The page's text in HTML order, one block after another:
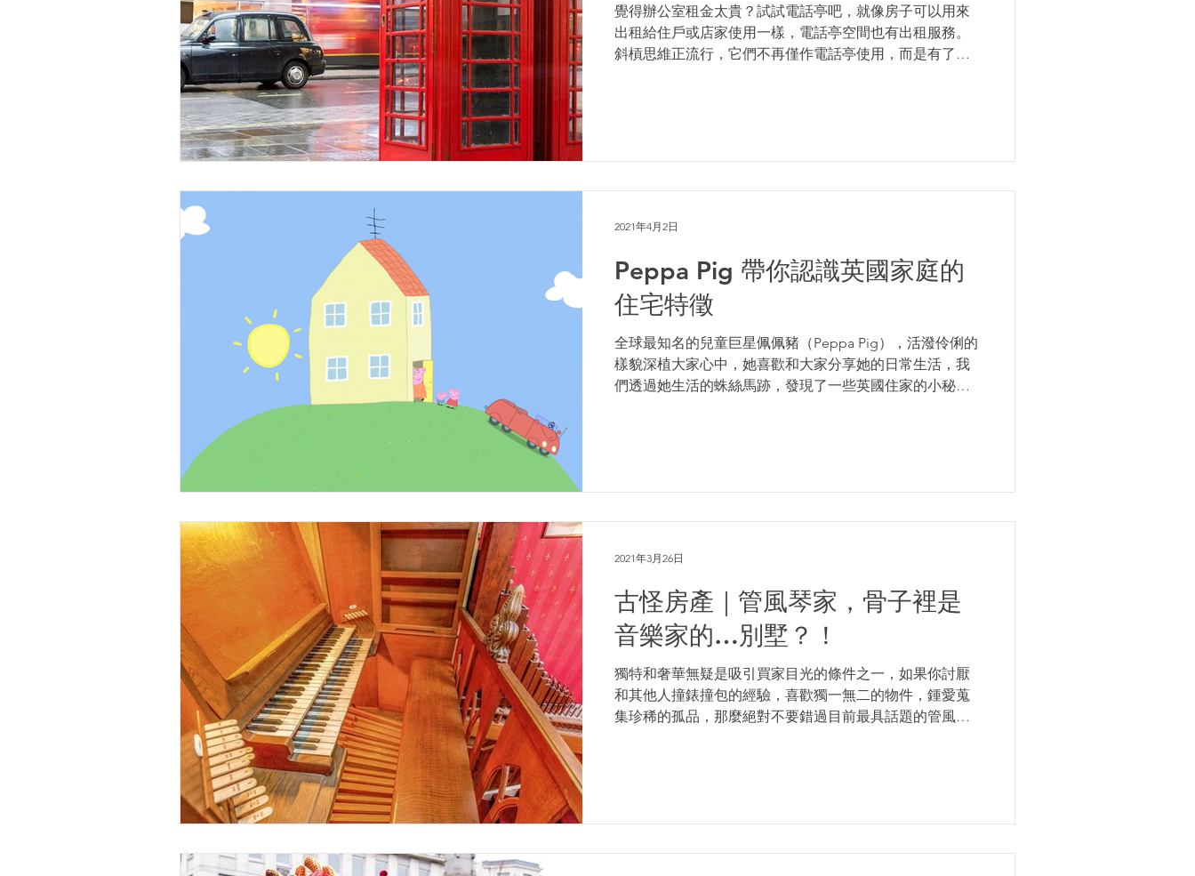
覺得辦公室租金太貴？試試電話亭吧，就像房子可以用來
出租給住戶或店家使用一樣，電話亭空間也有出租服務。
斜槓思維正流行，它們不再僅作電話亭使用，而是有了更
Peppa Pig 帶你認識英國家庭的
住宅特徵
全球最知名的兒童巨星佩佩豬（Peppa Pig），活潑伶俐的
樣貌深植大家心中，她喜歡和大家分享她的日常生活，我
們透過她生活的蛛絲馬跡，發現了一些英國住家的小秘
2021年4月2日
古怪房產｜管風琴家，骨子裡是
音樂家的…別墅？！
獨特和奢華無疑是吸引買家目光的條件之一，如果你討厭
和其他人撞錶撞包的經驗，喜歡獨一無二的物件，鍾愛蒐
集珍稀的孤品，那麼絕對不要錯過目前最具話題的管風琴
2021年3月26日